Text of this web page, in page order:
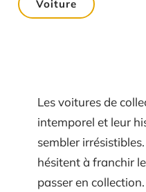
Voiture
Les voitures de
intemporel et leur
sembler
hésitent à franchir
passer en collection.